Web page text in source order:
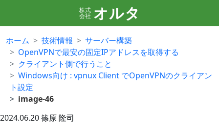
株式
会社 オルタ
ホーム 技術情報
サーバー構築
OpenVPNで最安の固定IPアドレスを取得する
クライアント側で行うこと
Windows向け : vpnux Client でOpenVPNのクライアン
ト設定
image-46
2024.06.20篠原 隆司